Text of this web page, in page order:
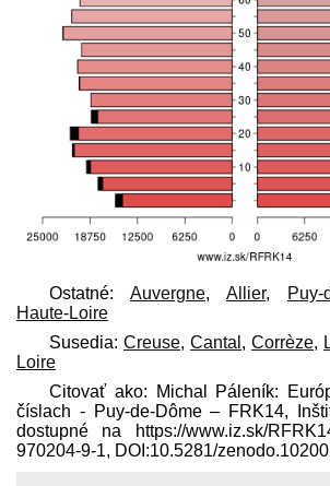
Ostatné: Auvergne, Allier, Puy-
Haute-Loire
Susedia: Creuse, Cantal , Corrèze,
Loire
Citovať ako: Michal Páleník:
číslach - Puy-de-Dôme – FRK14,
dostupné na https://www.iz.sk/​
970204-9-1, DOI:10.5281/